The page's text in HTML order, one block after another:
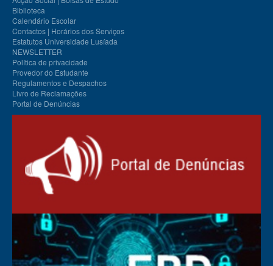
Biblioteca
Calendário Escolar
Contactos | Horários dos Serviços
Estatutos Universidade Lusíada
NEWSLETTER
Política de privacidade
Provedor do Estudante
Regulamentos e Despachos
Livro de Reclamações
Portal de Denúncias